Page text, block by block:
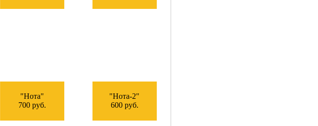
"Нота"
700 руб.
"Нота-2"
600 руб.